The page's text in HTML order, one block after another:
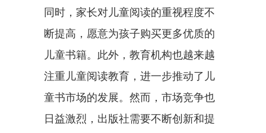
同时，家长对儿童阅读的重视程度不
断提高，愿意为孩子购买更多优质的
儿童书籍。此外，教育机构也越来越
注重儿童阅读教育，进一步推动了儿
童书市场的发展。然而，市场竞争也
日益激烈，出版社需要不断创新和提